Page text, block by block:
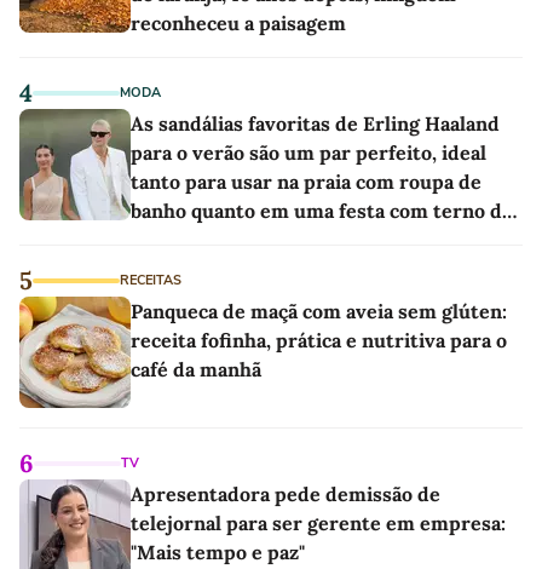
reconheceu a paisagem
4 MODA
As sandálias favoritas de Erling Haaland
para o verão são um par perfeito, ideal
tanto para usar na praia com roupa de
banho quanto em uma festa com terno de
5 RECEITAS
Panqueca de maçã com aveia sem glúten:
receita fofinha, prática e nutritiva para o
café da manhã
6 TV
Apresentadora pede demissão de
telejornal para ser gerente em empresa:
"Mais tempo e paz"